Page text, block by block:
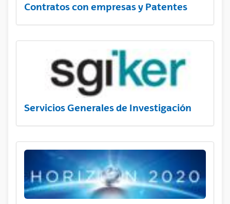
Contratos con empresas y Patentes
Servicios Generales de Investigación